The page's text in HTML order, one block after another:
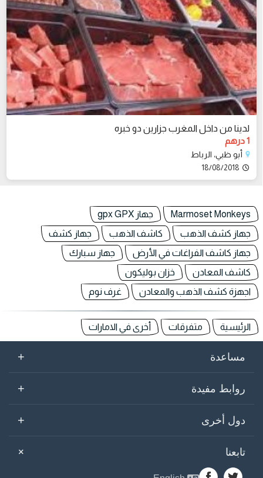
لدينا من داخل المغرب جزارين دو خبره
1 درهم
أبو ظبي، الرباط
18/08/2018
Marmoset Monkeys
جهاز gpx GPX
جهاز كشف الذهب
كاشف الذهب
جهاز كشف
جهاز كاشف الفراغات في الأرض
جهاز سبارك
كاشف المعادن
خزان بوليكون
اجهزة كشف الذهب والمعادن
غرف نوم
الرئيسية متفرقات أخرى في الامارات
مساعدة +
روابط مفيدة +
دول أخرى +
تابعنا +